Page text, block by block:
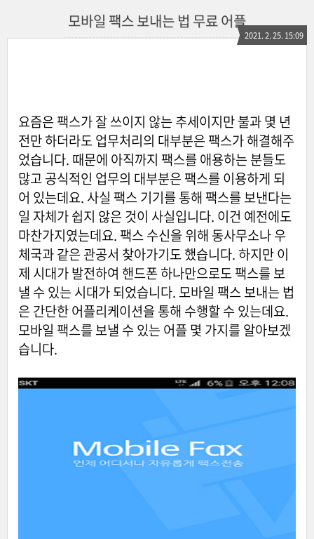
모바일 팩스 보내는 법 무료 어플
2021. 2. 25. 15:09
요즘은 팩스가 잘 쓰이지 않는 추세이지만 불과 몇 년
전만 하더라도 업무처리의 대부분은 팩스가 해결해주
었습니다. 때문에 아직까지 팩스를 애용하는 분들도
많고 공식적인 업무의 대부분은 팩스를 이용하게 되
어 있는데요. 사실 팩스 기기를 통해 팩스를 보낸다는
일 자체가 쉽지 않은 것이 사실입니다. 이건 예전에도
마찬가지였는데요. 팩스 수신을 위해 동사무소나 우
체국과 같은 관공서 찾아가기도 했습니다. 하지만 이
제 시대가 발전하여 핸드폰 하나만으로도 팩스를 보
낼 수 있는 시대가 되었습니다. 모바일 팩스 보내는 법
은 간단한 어플리케이션을 통해 수행할 수 있는데요.
모바일 팩스를 보낼 수 있는 어플 몇 가지를 알아보겠
습니다.